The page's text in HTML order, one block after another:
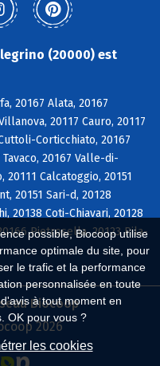
possible, Biocoop utilise
optimale du site, pour
le trafic et la performance
personnalisée en toute
à tout moment en
OK pour vous ?
les cookies
(20000) est
20167 Alata, 20167
20117 Cauro, 20117
Corticchiato, 20167
20167 Valle-di-
20111 Calcatoggio, 20151
20151 Sari-d, 20128
20138 Coti-Chiavari, 20128
Pietrosella, 20123 Pila-
Biocoop
2026